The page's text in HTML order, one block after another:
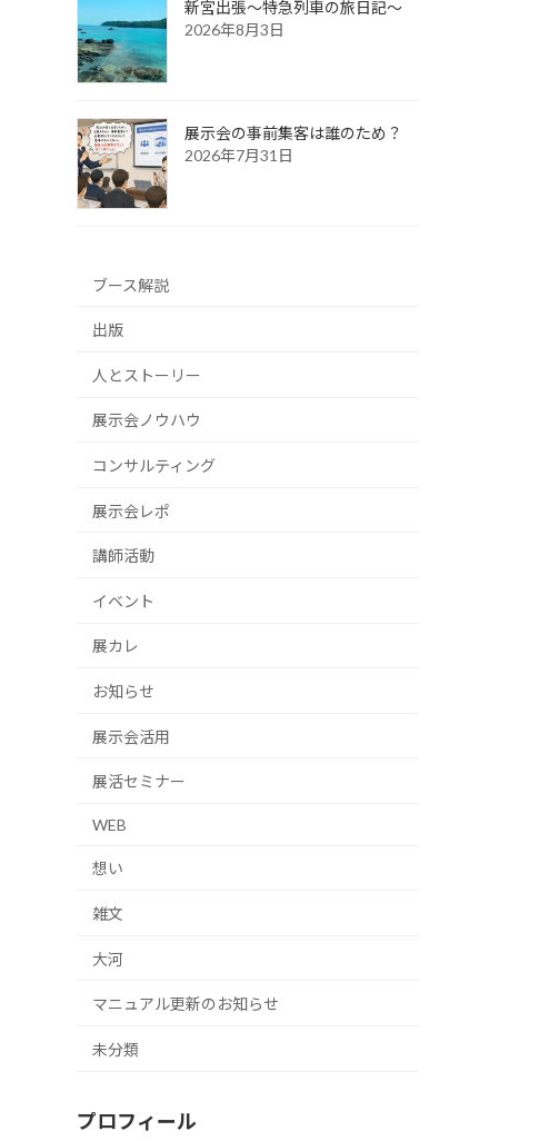
新宮出張～特急列車の旅日記～
2026年8月3日
展示会の事前集客は誰のため？
2026年7月31日
ブース解説
出版
人とストーリー
展示会ノウハウ
コンサルティング
展示会レポ
講師活動
イベント
展カレ
お知らせ
展示会活用
展活セミナー
WEB
想い
雑文
大河
マニュアル更新のお知らせ
未分類
プロフィール